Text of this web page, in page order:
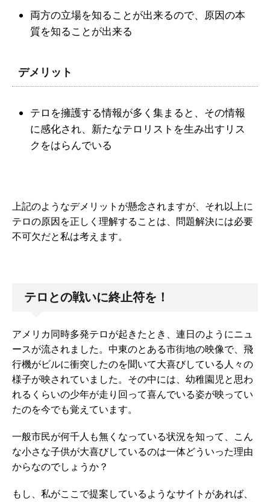
両方の立場を知ることが出来るので、原因の本
質を知ることが出来る
デメリット
テロを擁護する情報が多く集まると、その情報
に感化され、新たなテロリストを生み出すリス
クをはらんでいる
上記のようなデメリットが懸念されますが、それ以上に
テロの原因を正しく理解することは、問題解決には必要
不可欠だと私は考えます。
テロとの戦いに終止符を！
アメリカ同時多発テロが起きたとき、連日のようにニュ
ースが流されました。中東のとある市街地の映像で、飛
行機がビルに衝突したのを聞いて大喜びしている人々の
様子が映されていました。その中には、幼稚園児と思わ
れるくらいの少年が走り回って喜んでいる姿が映ってい
たのを今でも覚えています。
一般市民が何千人も無くなっている状況を知って、こん
な小さな子供が大喜びしているのは一体どういった理由
からなのでしょうか？
もし、私がここで提案しているようなサイトがあれば、